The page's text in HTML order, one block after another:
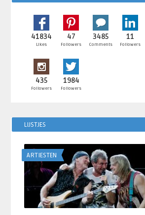
41834
Likes
47
Followers
3485
Comments
11
Followers
435
Followers
1984
Followers
LIJSTJES
ARTIESTEN